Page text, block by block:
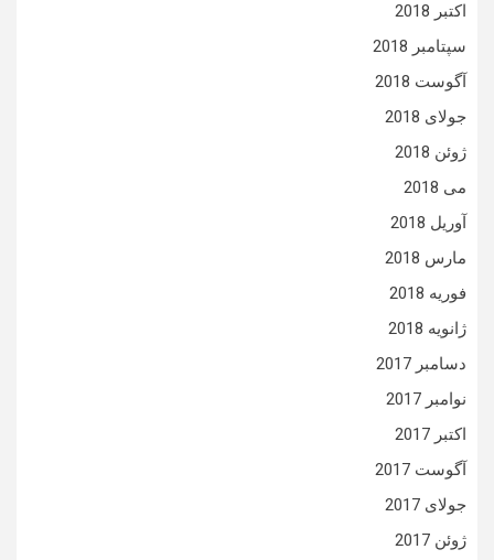
اکتبر 2018
سپتامبر 2018
آگوست 2018
جولای 2018
ژوئن 2018
می 2018
آوریل 2018
مارس 2018
فوریه 2018
ژانویه 2018
دسامبر 2017
نوامبر 2017
اکتبر 2017
آگوست 2017
جولای 2017
ژوئن 2017